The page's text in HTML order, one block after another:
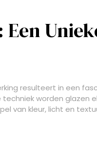
resulteert in een
techniek worden glazen
van kleur, licht en